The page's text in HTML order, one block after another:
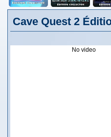
Cave Quest 2
No video